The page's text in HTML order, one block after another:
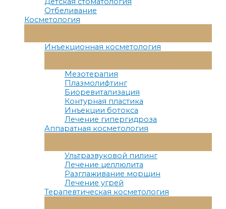
Отбеливание
Косметология
Меню
Инъекционная косметология
Меню
Мезотерапия
Плазмолифтинг
Биоревитализация
Контурная пластика
Инъекции ботокса
Лечение гипергидроза
Аппаратная косметология
Меню
Ультразвуковой пилинг
Лечение целлюлита
Разглаживание морщин
Лечение угрей
Терапевтическая косметология